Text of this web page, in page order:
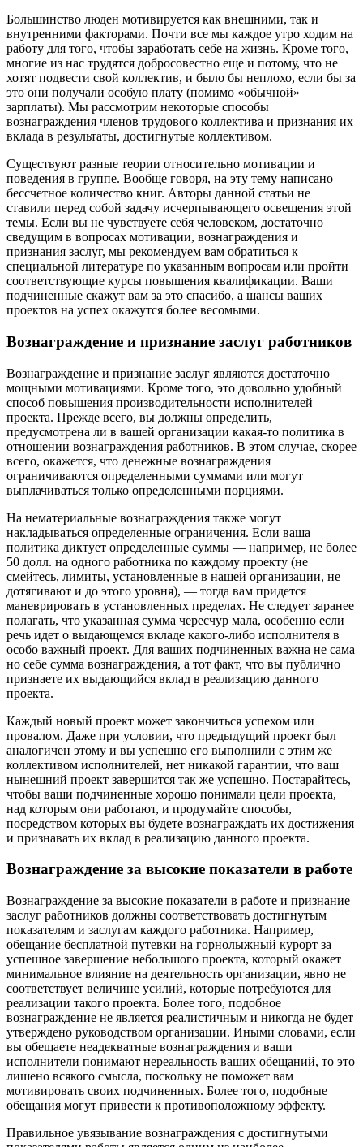
Большинство люден мотивируется как внешними, так и
внутренними факторами. Почти все мы каждое утро ходим на
работу для того, чтобы заработать себе на жизнь. Кроме того,
многие из нас трудятся добросовестно еще и потому, что не
хотят подвести свой коллектив, и было бы неплохо, если бы за
это они получали особую плату (помимо «обычной»
зарплаты). Мы рассмотрим некоторые способы
вознаграждения членов трудового коллектива и признания их
вклада в результаты, достигнутые коллективом.
Существуют разные теории относительно мотивации и
поведения в группе. Вообще говоря, на эту тему написано
бессчетное количество книг. Авторы данной статьи не
ставили перед собой задачу исчерпывающего освещения этой
темы. Если вы не чувствуете себя человеком, достаточно
сведущим в вопросах мотивации, вознаграждения и
признания заслуг, мы рекомендуем вам обратиться к
специальной литературе по указанным вопросам или пройти
соответствующие курсы повышения квалификации. Ваши
подчиненные скажут вам за это спасибо, а шансы ваших
проектов на успех окажутся более весомыми.
Вознаграждение и признание заслуг работников
Вознаграждение и признание заслуг являются достаточно
мощными мотивациями. Кроме того, это довольно удобный
способ повышения производительности исполнителей
проекта. Прежде всего, вы должны определить,
предусмотрена ли в вашей организации какая-то политика в
отношении вознаграждения работников. В этом случае, скорее
всего, окажется, что денежные вознаграждения
ограничиваются определенными суммами или могут
выплачиваться только определенными порциями.
На нематериальные вознаграждения также могут
накладываться определенные ограничения. Если ваша
политика диктует определенные суммы — например, не более
50 долл. на одного работника по каждому проекту (не
смейтесь, лимиты, установленные в нашей организации, не
дотягивают и до этого уровня), — тогда вам придется
маневрировать в установленных пределах. Не следует заранее
полагать, что указанная сумма чересчур мала, особенно если
речь идет о выдающемся вкладе какого-либо исполнителя в
особо важный проект. Для ваших подчиненных важна не сама
но себе сумма вознаграждения, а тот факт, что вы публично
признаете их выдающийся вклад в реализацию данного
проекта.
Каждый новый проект может закончиться успехом или
провалом. Даже при условии, что предыдущий проект был
аналогичен этому и вы успешно его выполнили с этим же
коллективом исполнителей, нет никакой гарантии, что ваш
нынешний проект завершится так же успешно. Постарайтесь,
чтобы ваши подчиненные хорошо понимали цели проекта,
над которым они работают, и продумайте способы,
посредством которых вы будете вознаграждать их достижения
и признавать их вклад в реализацию данного проекта.
Вознаграждение за высокие показатели в работе
Вознаграждение за высокие показатели в работе и признание
заслуг работников должны соответствовать достигнутым
показателям и заслугам каждого работника. Например,
обещание бесплатной путевки на горнолыжный курорт за
успешное завершение небольшого проекта, который окажет
минимальное влияние на деятельность организации, явно не
соответствует величине усилий, которые потребуются для
реализации такого проекта. Более того, подобное
вознаграждение не является реалистичным и никогда не будет
утверждено руководством организации. Иными словами, если
вы обещаете неадекватные вознаграждения и ваши
исполнители понимают нереальность ваших обещаний, то это
лишено всякого смысла, поскольку не поможет вам
мотивировать своих подчиненных. Более того, подобные
обещания могут привести к противоположному эффекту.
Правильное увязывание вознаграждения с достигнутыми